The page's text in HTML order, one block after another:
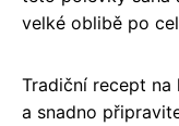
velké oblibě po
Tradiční recept
a snadno